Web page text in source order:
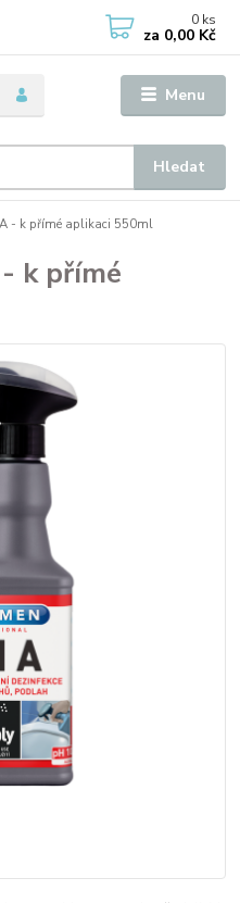
Menu
Hledat
0 ks
za 0,00 Kč
- k přímé aplikaci 550ml
k přímé